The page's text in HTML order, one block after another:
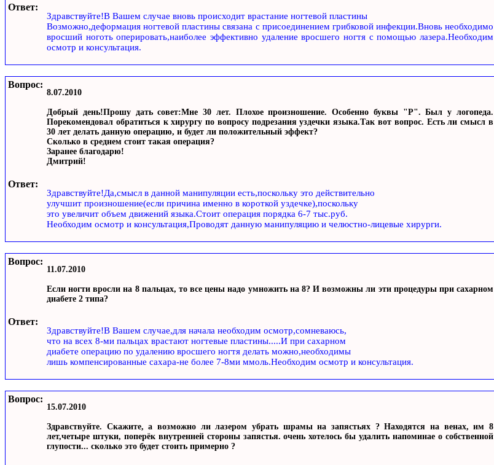
Ответ:
Здравствуйте!В Вашем случае вновь происходит врастание ногтевой пластины
Возможно,деформация ногтевой пластины связана с присоединением грибковой инфекции.Вновь необходимо
вросший ноготь оперировать,наиболее эффективно удаление вросшего ногтя с помощью лазера.Необходим
осмотр и консультация.
Вопрос:
8.07.2010
Добрый день!Прошу дать совет:Мне 30 лет. Плохое произношение. Особенно буквы "Р". Был у логопеда.
Порекомендовал обратиться к хирургу по вопросу подрезания уздечки языка.Так вот вопрос. Есть ли смысл в
30 лет делать данную операцию, и будет ли положительный эффект?
Сколько в среднем стоит такая операция?
Заранее благодарю!
Дмитрий!
Ответ:
Здравствуйте!Да,смысл в данной манипуляции есть,поскольку это действительно
улучшит произношение(если причина именно в короткой уздечке),поскольку
это увеличит объем движений языка.Стоит операция порядка 6-7 тыс.руб.
Необходим осмотр и консультация,Проводят данную манипуляцию и челюстно-лицевые хирурги.
Вопрос:
11.07.2010
Если ногти вросли на 8 пальцах, то все цены надо умножить на 8? И возможны ли эти процедуры при сахарном
диабете 2 типа?
Ответ:
Здравствуйте!В Вашем случае,для начала необходим осмотр,сомневаюсь,
что на всех 8-ми пальцах врастают ногтевые пластины.....И при сахарном
диабете операцию по удалению вросшего ногтя делать можно,необходимы
лишь компенсированные сахара-не более 7-8ми ммоль.Необходим осмотр и консультация.
Вопрос:
15.07.2010
Здравствуйте. Скажите, а возможно ли лазером убрать шрамы на запястьях ? Находятся на венах, им 8
лет,четыре штуки, поперёк внутренней стороны запястья. очень хотелось бы удалить напоминае о собственной
глупости... сколько это будет стоить примерно ?